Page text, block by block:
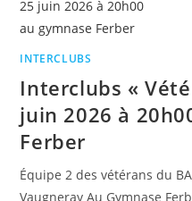
INTERCLUBS
Interclubs «
juin 2026 à
Ferber
Équipe 2 des vétérans du
Vaugneray Au Gymnase